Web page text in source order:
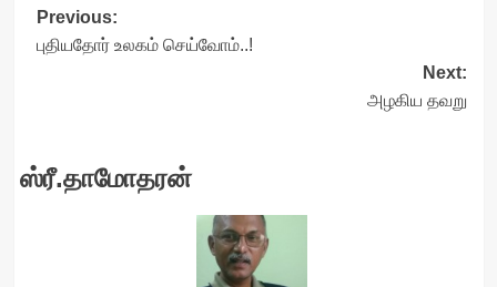
Post
navigation
Previous:
புதியதோர் உலகம் செய்வோம்..!
Next:
அழகிய தவறு
ஸ்ரீ.தாமோதரன்